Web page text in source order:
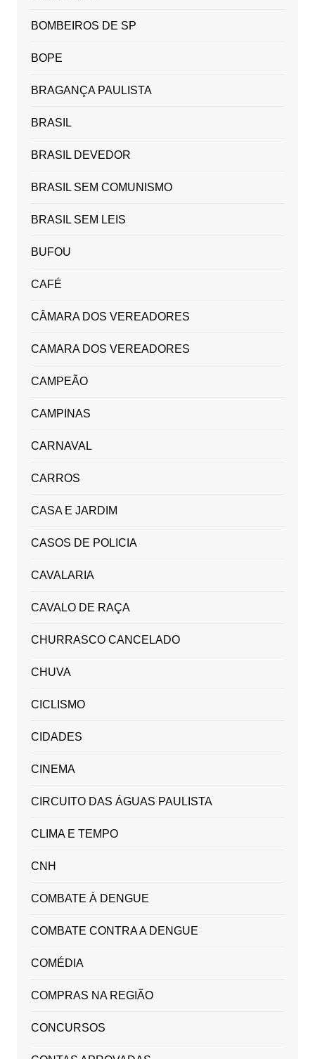
BOMBEIROS DE SP
BOPE
BRAGANÇA PAULISTA
BRASIL
BRASIL DEVEDOR
BRASIL SEM COMUNISMO
BRASIL SEM LEIS
BUFOU
CAFÉ
CÂMARA DOS VEREADORES
CAMARA DOS VEREADORES
CAMPEÃO
CAMPINAS
CARNAVAL
CARROS
CASA E JARDIM
CASOS DE POLICIA
CAVALARIA
CAVALO DE RAÇA
CHURRASCO CANCELADO
CHUVA
CICLISMO
CIDADES
CINEMA
CIRCUITO DAS ÁGUAS PAULISTA
CLIMA E TEMPO
CNH
COMBATE À DENGUE
COMBATE CONTRA A DENGUE
COMÉDIA
COMPRAS NA REGIÃO
CONCURSOS